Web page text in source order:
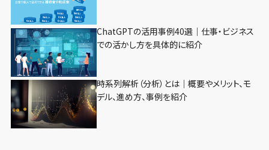
ChatGPTの活用事例40選｜仕事・ビジネス
での活かし方を具体的に紹介
時系列解析（分析）とは｜概要やメリット、モ
デル、進め方、事例を紹介